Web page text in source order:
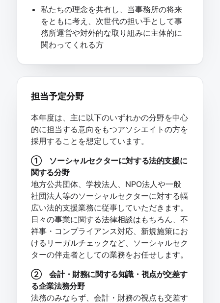
私たちの理念を共有し、当事務所の将来
をともに考え、次世代の担い手として事
務所運営や対外的な取り組みに主体的に
関わってくれる方
担当予定分野
本年度は、主に以下のいずれかの分野を中心
的に担当する意向をもつアソシエイトの方を
採用することを想定しています。
① ソーシャルセクターに対する法的支援に
関する分野
地方公共団体、学校法人、NPO法人や一般
社団法人等のソーシャルセクターに対する幅
広い法的支援業務に従事していただきます。
日々の事業に関する法律相談はもちろん、不
祥事・コンプライアンス対応、新規施策にお
けるリーガルチェックなど、ソーシャルセク
ターの伴走者としての業務をお任せします。
② 会計・財務に関する知識・視点が交差す
る企業法務分野
法務のみならず、会計・財務の視点も交差す